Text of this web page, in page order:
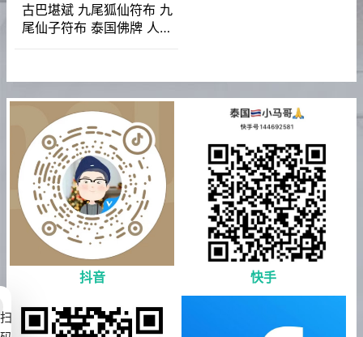
古巴堪斌 九尾狐仙符布 九
尾仙子符布 泰国佛牌 人缘
抖音 快手
扫